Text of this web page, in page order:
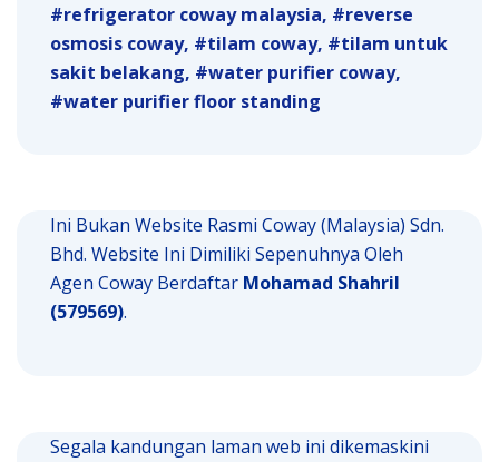
refrigerator coway malaysia
reverse
osmosis coway
tilam coway
tilam untuk
sakit belakang
water purifier coway
water purifier floor standing
Ini Bukan Website Rasmi Coway (Malaysia) Sdn.
Bhd. Website Ini Dimiliki Sepenuhnya Oleh
Agen Coway Berdaftar Mohamad Shahril
(579569).
Segala kandungan laman web ini dikemaskini